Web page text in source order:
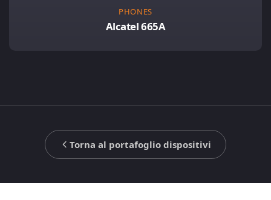
PHONES
Alcatel 665A
Torna al portafoglio dispositivi